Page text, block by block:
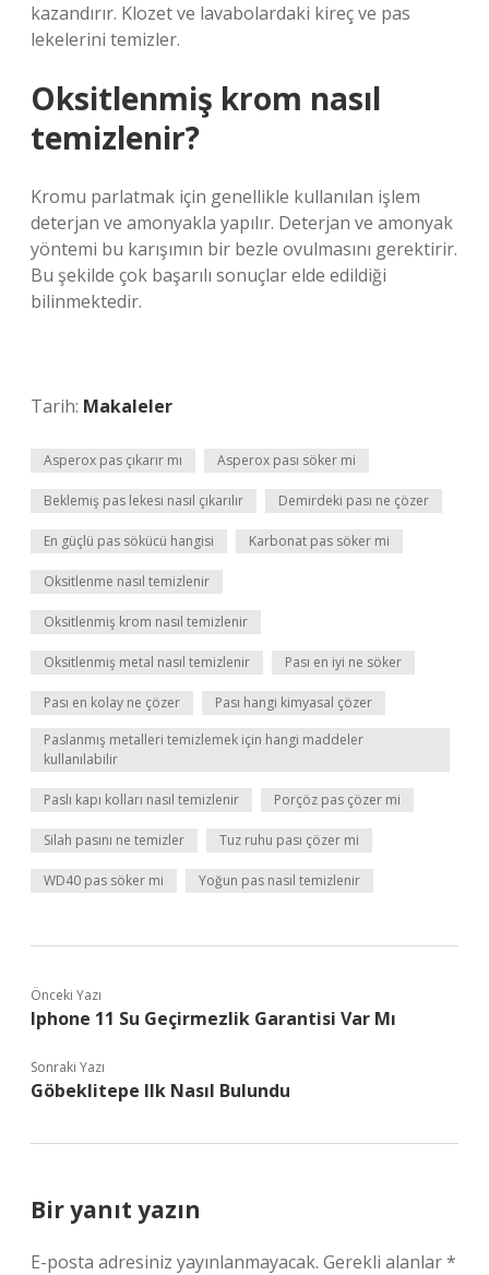
kazandırır. Klozet ve lavabolardaki kireç ve pas
lekelerini temizler.
Oksitlenmiş krom nasıl
temizlenir?
Kromu parlatmak için genellikle kullanılan işlem
deterjan ve amonyakla yapılır. Deterjan ve amonyak
yöntemi bu karışımın bir bezle ovulmasını gerektirir.
Bu şekilde çok başarılı sonuçlar elde edildiği
bilinmektedir.
Tarih: Makaleler
Asperox pas çıkarır mı Asperox pası söker mi
Beklemiş pas lekesi nasıl çıkarılır Demirdeki pası ne çözer
En güçlü pas sökücü hangisi Karbonat pas söker mi
Oksitlenme nasıl temizlenir
Oksitlenmiş krom nasıl temizlenir
Oksitlenmiş metal nasıl temizlenir Pası en iyi ne söker
Pası en kolay ne çözer
Pası hangi kimyasal çözer
Paslanmış metalleri temizlemek için hangi maddeler
kullanılabilir
Paslı kapı kolları nasıl temizlenir Porçöz pas çözer mi
Silah pasını ne temizler Tuz ruhu pası çözer mi
WD40 pas söker mi Yoğun pas nasıl temizlenir
Önceki Yazı
Iphone 11 Su Geçirmezlik Garantisi Var Mı
Sonraki Yazı
Göbeklitepe Ilk Nasıl Bulundu
Bir yanıt yazın
E-posta adresiniz yayınlanmayacak. Gerekli alanlar*